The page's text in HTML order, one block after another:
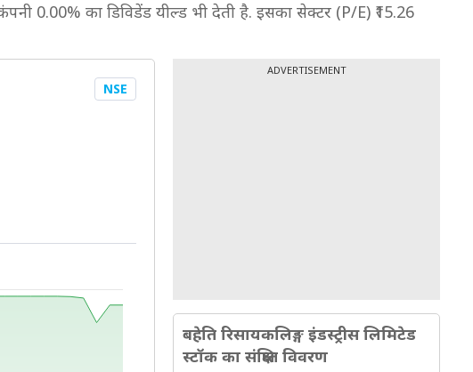
0.00% का डिविडेंड यील्ड भी देती है. इसका सेक्टर (P/E) ₹15.26
NSE
ADVERTISEMENT
बहेति रिसायकलिङ्ग इंडस्ट्रीस लिमिटेड
स्टॉक का संक्षिप्त विवरण